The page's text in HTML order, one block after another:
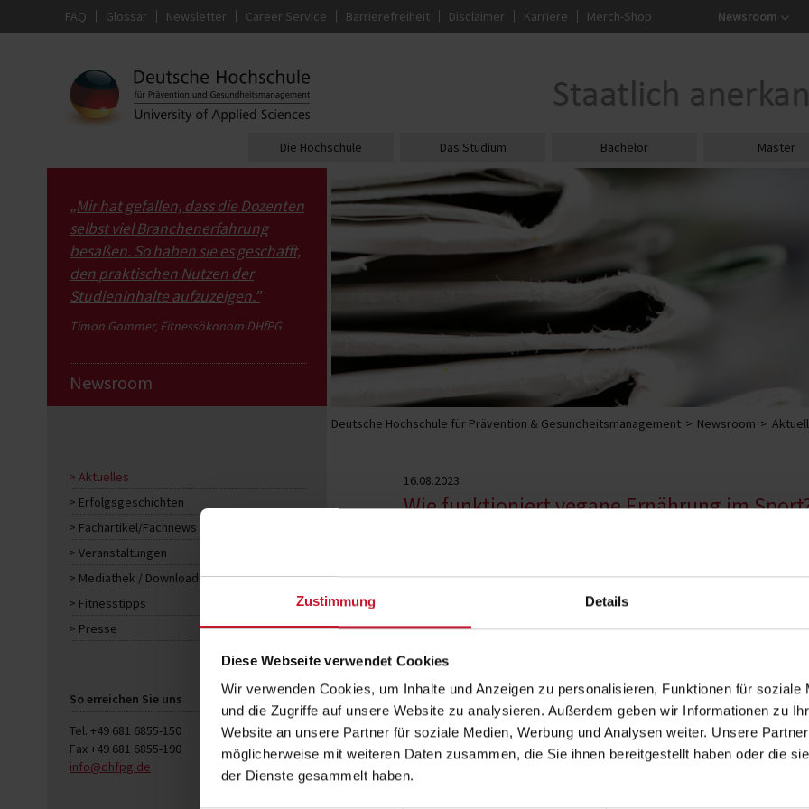
Zustimmung Details
Diese Webseite verwendet Cookies
Wir verwenden Cookies, um Inhalte und Anzeigen zu personalisieren, Funktionen für soziale
und die Zugriffe auf unsere Website zu analysieren. Außerdem geben wir Informationen zu
Website an unsere Partner für soziale Medien, Werbung und Analysen weiter. Unsere
möglicherweise mit weiteren Daten zusammen, die Sie ihnen bereitgestellt haben oder die
der Dienste gesammelt haben.
FAQ Glossar Newsletter Career Service Barrierefreiheit Disclaimer Karriere Merch-Shop Newsroom
Die Hochschule Das Studium Bachelor Master
„Mir hat gefallen, dass die Dozenten
selbst viel Branchenerfahrung
besaßen. So haben sie es geschafft,
den praktischen Nutzen der
Studieninhalte aufzuzeigen.”
Timon Gommer, Fitnessökonom DHfPG
Newsroom
Aktuelles
Erfolgsgeschichten
Fachartikel/Fachnews
Veranstaltungen
Mediathek / Downloads
Fitnesstipps
Presse
So erreichen Sie uns
Tel. +49 681 6855-150
Fax +49 681 6855-190
info@dhfpg.de
Deutsche Hochschule für Prävention & Gesundheitsmanagement Newsroom
16.08.2023
Wie funktioniert vegane Ernährung im
Immer mehr Menschen setzen auf eine nachhaltige
vegane Ernährung. Besonders im Sportbereich stellt
Ernährungsform den erhöhten Bedarf an Energie
Kritiker befürchten eine
Möglichkeiten, auch als Sportlerin
bedarfsdeckende vegane
Bestandteile sind wichtig?
Durchstarten mit veganer